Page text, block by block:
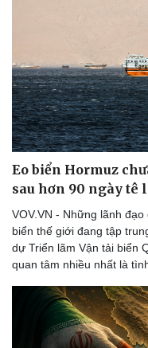
Eo biển Hormuz
sau hơn 90 ngày tê
VOV.VN - Những lãnh
biển thế giới đang tập
dự Triển lãm Vận tải biển
quan tâm nhiều nhất là